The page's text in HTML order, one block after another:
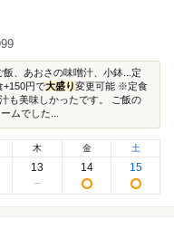
、あおさの味噌汁、小鉢...定
+150円で大盛り変更可能 ※定食
も美味しかったです。 ご飯の
ムでした...
木
13
金
14
土
15